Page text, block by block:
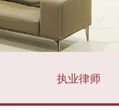
执业律师